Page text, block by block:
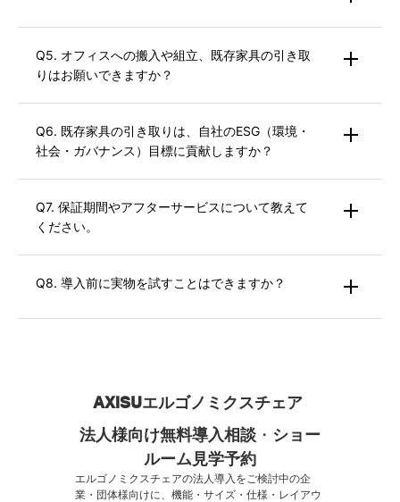
Q5. オフィスへの搬入や組立、既存家具の引き取
りはお願いできますか？
導入時
に不要となる既存家具（古いオフィスチェア等）の引き取
り・廃棄代行も承っております。
Q6. 既存家具の引き取りは、自社のESG（環境・
社会・ガバナンス）目標に貢献しますか？
Q7. 保証期間やアフターサービスについて教えて
ください。
Q8. 導入前に実物を試すことはできますか？